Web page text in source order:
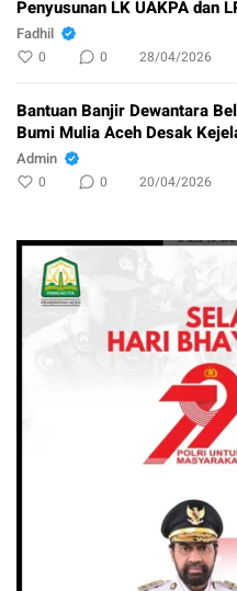
Penyusunan LK UAKPA dan
Fadhil
0 0 28/04/2026
Bantuan Banjir Dewantara
Bumi Mulia Aceh Desak
Admin
0 0 20/04/2026